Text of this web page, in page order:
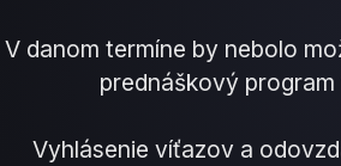
V danom termíne by nebolo
prednáškový
Vyhlásenie víťazov a